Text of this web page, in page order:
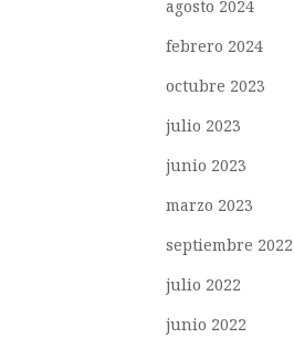
agosto 2024
febrero 2024
octubre 2023
julio 2023
junio 2023
marzo 2023
septiembre 2022
julio 2022
junio 2022